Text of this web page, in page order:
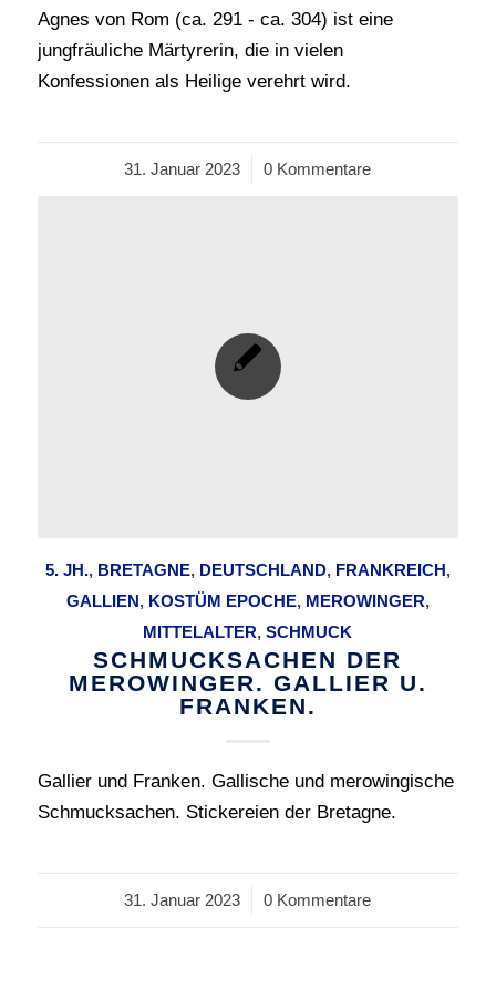
Agnes von Rom (ca. 291 - ca. 304) ist eine
jungfräuliche Märtyrerin, die in vielen
Konfessionen als Heilige verehrt wird.
31. Januar 2023
/ 0 Kommentare
5. JH., BRETAGNE, DEUTSCHLAND, FRANKREICH,
GALLIEN, KOSTÜM EPOCHE, MEROWINGER,
MITTELALTER,SCHMUCK
SCHMUCKSACHEN DER
MEROWINGER. GALLIER U.
FRANKEN.
Gallier und Franken. Gallische und merowingische
Schmucksachen. Stickereien der Bretagne.
31. Januar 2023
/ 0 Kommentare